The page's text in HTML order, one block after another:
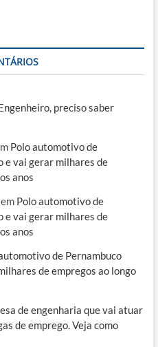
preciso saber
Polo automotivo de
e vai gerar milhares de
anos
Polo automotivo de
e vai gerar milhares de
anos
de Pernambuco
de empregos ao longo
de engenharia que vai atuar
de emprego. Veja como